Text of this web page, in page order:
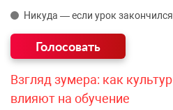
Никуда — если урок
Взгляд зумера: как
влияют на обучение